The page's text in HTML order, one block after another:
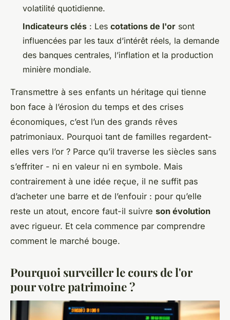
volatilité quotidienne.
Indicateurs clés : Les cotations de l'or sont
influencées par les taux d’intérêt réels, la demande
des banques centrales, l’inflation et la production
minière mondiale.
Transmettre à ses enfants un héritage qui tienne
bon face à l’érosion du temps et des crises
économiques, c’est l’un des grands rêves
patrimoniaux. Pourquoi tant de familles regardent-
elles vers l’or ? Parce qu’il traverse les siècles sans
s’effriter - ni en valeur ni en symbole. Mais
contrairement à une idée reçue, il ne suffit pas
d’acheter une barre et de l’enfouir : pour qu’elle
reste un atout, encore faut-il suivre son évolution
avec rigueur. Et cela commence par comprendre
comment le marché bouge.
Pourquoi surveiller le cours de l'or
pour votre patrimoine ?